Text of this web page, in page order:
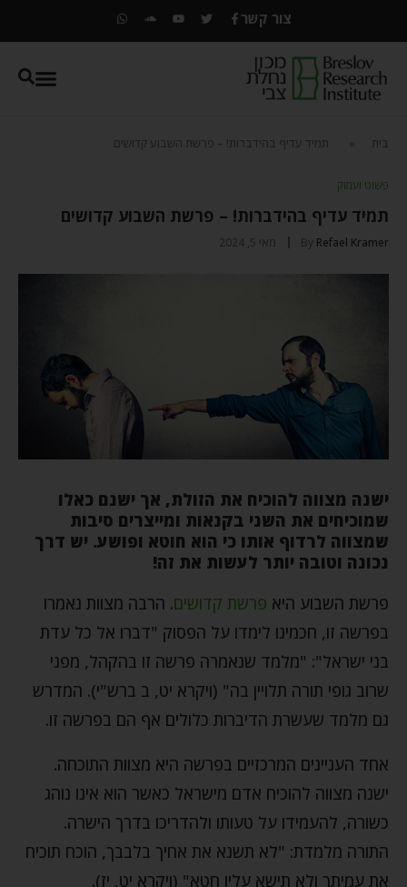
צור קשר
בית תמיד עדיף בהידברות! – פרשת השבוע קדושים
פשוט ועמוק
תמיד עדיף בהידברות! – פרשת השבוע קדושים
By Refael Kramer מאי 5, 2024
ישנה מצווה להוכיח את הזולת, אך ישנם כאלו
שמוכיחים את השני בקנאות ומייצרים סיבות
שמצווה לרדוף אותו כי הוא חוטא ופושע. יש דרך
נכונה וטובה יותר לעשות את זה!
פרשת השבוע היא פרשת קדושים. הרבה מצוות נאמרו
בפרשה זו, חכמינו לימדו על הפסוק "דברו אל כל עדת
בני ישראל": "מלמד שנאמרה פרשה זו בהקהל, מפני
שרוב גופי תורה תלויין בה" (ויקרא יט, ב ברש"י). המדרש
גם מלמד שעשרת הדיברות כלולים אף הם בפרשה זו.
אחד העניינים המרכזיים בפרשה היא מצוות התוכחה.
ישנה מצווה להוכיח אדם מישראל כאשר הוא אינו נוהג
כשורה, להעמידו על טעותו ולהדריכו בדרך הישרה.
התורה מלמדת: "לא תשנא את אחיך בלבבך, הוכח תוכיח
את עמיתך ולא תישא עליו חטא" (ויקרא יט, יז).